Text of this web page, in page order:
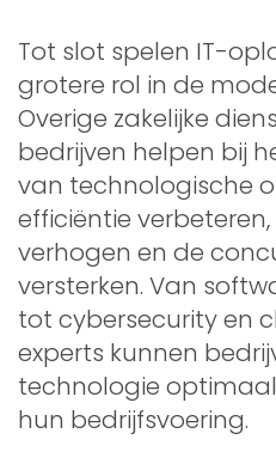
Tot slot spelen IT-
grotere rol in de
Overige zakelijke
bedrijven helpen bij
van technologische
efficiëntie
verhogen en de
versterken. Van
tot cybersecurity en
experts kunnen
technologie
hun bedrijfsvoering.